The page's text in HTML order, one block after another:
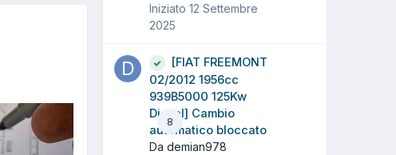
Iniziato 12 Settembre
2025
8
[FIAT FREEMONT
02/2012 1956cc
939B5000 125Kw
Diesel] Cambio
automatico bloccato
Da demian978